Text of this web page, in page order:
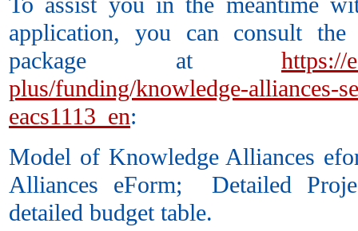
application, you can consult
package at https://
plus/funding/knowledge-alliances-
eacs1113_en:
Model of Knowledge Alliances
Alliances eForm;Detailed
detailed budget table.